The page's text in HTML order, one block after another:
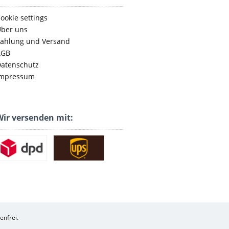
settings
uns
und Versand
versenden mit: